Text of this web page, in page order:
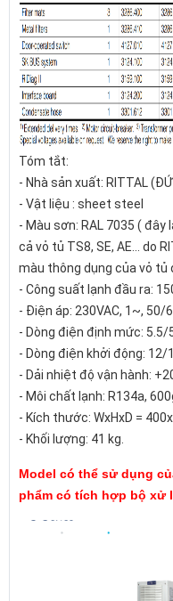
Tóm tắt:
- Nhà sản xuất: RITTAL
- Vật liệu : sheet steel
- Màu sơn: RAL 7035 (
cả vỏ tủ TS8, SE, AE... do
màu thông dụng của vỏ tủ
- Công suất lạnh đầu ra:
- Điện áp: 230VAC, 1~, 50/
- Dòng điện định mức: 5.5/
- Dòng điện khởi động: 12/
- Dải nhiệt độ vận hành:
- Môi chất lạnh: R134a,
- Kích thước: WxHxD =
- Khối lượng: 41 kg.
Model có thể sử dụng
phẩm có tích hợp bộ xử